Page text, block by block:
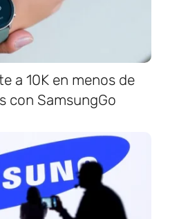
a 10K en menos de
con SamsungGo